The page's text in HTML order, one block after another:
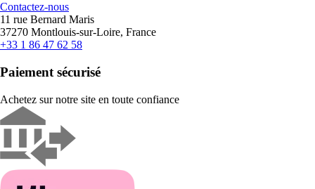
Contactez-nous
11 rue Bernard Maris
37270 Montlouis-sur-Loire, France
+33 1 86 47 62 58
Paiement sécurisé
Achetez sur notre site en toute confiance